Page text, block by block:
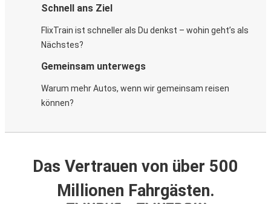
Schnell ans Ziel
FlixTrain ist schneller als Du denkst – wohin geht’s als
Nächstes?
Gemeinsam unterwegs
Warum mehr Autos, wenn wir gemeinsam reisen
können?
Das Vertrauen von über 500
Millionen Fahrgästen.